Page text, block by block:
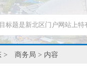
> 商务局 > 内容